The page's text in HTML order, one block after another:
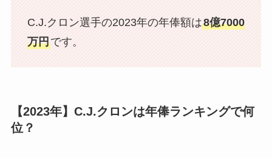
C.J.クロン選手の2023年の年俸額は8億7000
万円です。
【2023年】C.J.クロンは年俸ランキングで何
位？